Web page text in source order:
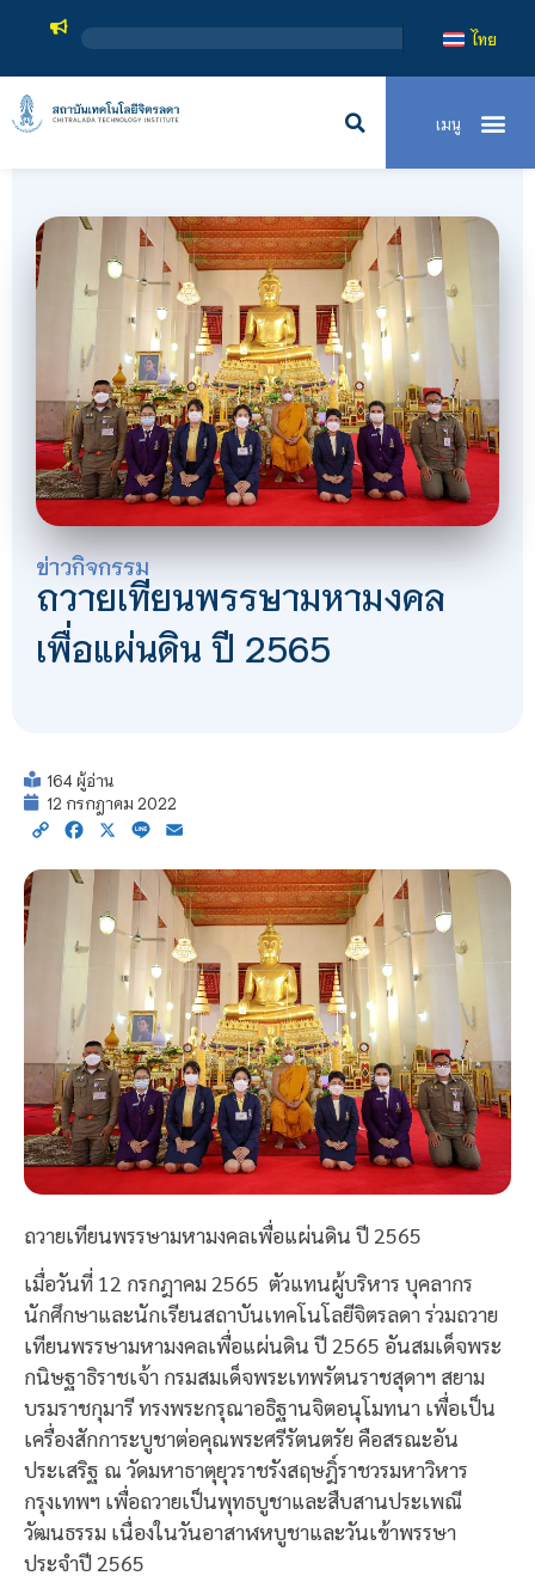
สถาบันเทคโนโ
ไทย
ข่าวกิจกรรม
ถวายเทียนพรรษามหามงคล
เพื่อแผ่นดิน ปี 2565
164 ผู้อ่าน
12 กรกฎาคม 2022
Copy Facebook
X Line
ถวายเทียนพรรษามหามงคลเพื่อแผ่นดิน ปี 2565
เมื่อวันที่ 12 กรกฎาคม 2565 ตัวแทนผู้บริหาร บุคลากร
นักศึกษาและนักเรียนสถาบันเทคโนโลยีจิตรลดา ร่วมถวาย
เทียนพรรษามหามงคลเพื่อแผ่นดิน ปี 2565 อันสมเด็จพระ
กนิษฐาธิราชเจ้า กรมสมเด็จพระเทพรัตนราชสุดาฯ สยาม
บรมราชกุมารี ทรงพระกรุณาอธิฐานจิตอนุโมทนา เพื่อเป็น
เครื่องสักการะบูชาต่อคุณพระศรีรัตนตรัย คือสรณะอัน
ประเสริฐ ณ วัดมหาธาตุยุวราชรังสฤษฎิ์ราชวรมหาวิหาร
กรุงเทพฯ เพื่อถวายเป็นพุทธบูชาและสืบสานประเพณี
วัฒนธรรม เนื่องในวันอาสาฬหบูชาและวันเข้าพรรษา
ประจำปี 2565